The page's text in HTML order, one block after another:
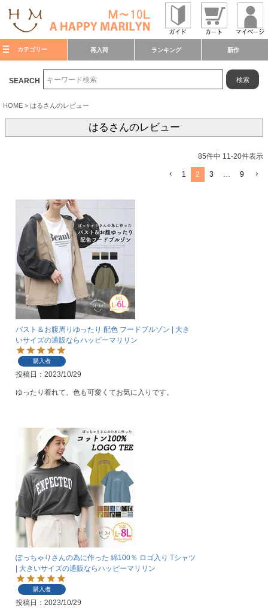
カテゴリー 再入荷 ランキング 新作
SEARCH 検索
HOME はるさんのレビュー
はるさんのレビュー
85件中 11-20件表示
1 2 3 … 9
バスト＆お腹周りゆったり 配色 フードブルゾン | 大き
いサイズの通販ならハッピーマリリン
購入者
投稿日 2023/10/29
ゆったり着れて、色も可愛くてお気に入りです。
ぽっちゃりさんの為に作った 綿100％ ロゴ入り Tシャツ
| 大きいサイズの通販ならハッピーマリリン
購入者
投稿日 2023/10/29